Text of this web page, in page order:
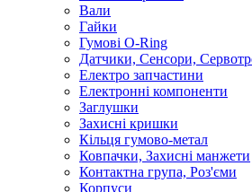
Вали
Гайки
Гумові O-Ring
Датчики, Сенсори,
Електро запчастини
Електронні компоненти
Заглушки
Захисні кришки
Кільця гумово-метал
Ковпачки, Захисні манжети
Контактна група, Роз'єми
Корпуси